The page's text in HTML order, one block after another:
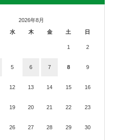
2026年8月
水 木 金 土 日
1 2
5 6 7 8 9
12 13 14 15 16
19 20 21 22 23
26 27 28 29 30